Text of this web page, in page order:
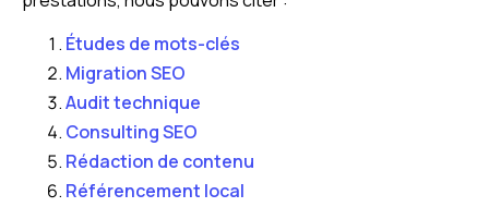
Études de mots-clés
Migration SEO
Audit technique
Consulting SEO
Rédaction de contenu
Référencement local